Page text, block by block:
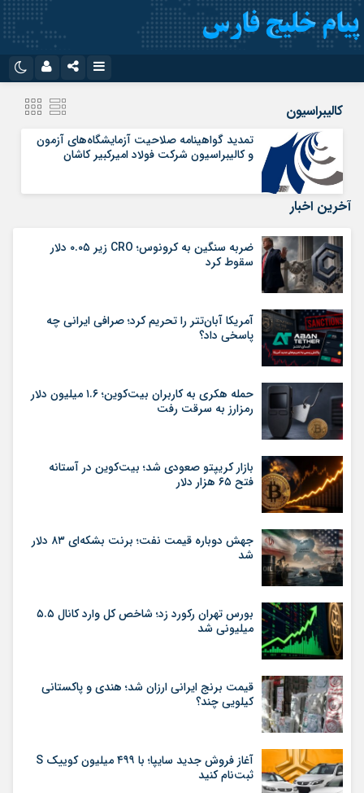
سروش
آپارات
اپلیکیشن رمز عبور
کالیبراسیون
تمدید گواهینامه صلاحیت آزمایشگاه‌های آزمون
و کالیبراسیون شرکت فولاد امیرکبیر کاشان
آخرین اخبار
ضربه سنگین به کرونوس؛ CRO زیر ۰.۰۵ دلار
سقوط کرد
آمریکا آبان‌تتر را تحریم کرد؛ صرافی ایرانی چه
پاسخی داد؟
حمله هکری به کاربران بیت‌کوین؛ ۱.۶ میلیون دلار
رمزارز به سرقت رفت
بازار کریپتو صعودی شد؛ بیت‌کوین در آستانه
فتح ۶۵ هزار دلار
جهش دوباره قیمت نفت؛ برنت بشکه‌ای ۸۳ دلار
شد
بورس تهران رکورد زد؛ شاخص کل وارد کانال ۵.۵
میلیونی شد
قیمت برنج ایرانی ارزان شد؛ هندی و پاکستانی
کیلویی چند؟
آغاز فروش جدید سایپا؛ با ۴۹۹ میلیون کوییک S
ثبت‌نام کنید